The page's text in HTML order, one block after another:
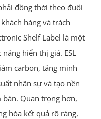
đồng thời theo đuổi
hàng và trách
Shelf Label là một
hiển thị giá. ESL
carbon, tăng minh
nhân sự và tạo nền
Quan trọng hơn,
hóa kết quả rõ ràng,